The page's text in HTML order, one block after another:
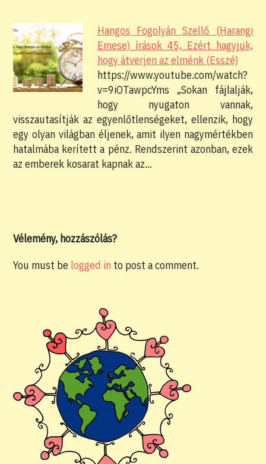
Hangos Fogolyán Szellő (Harangi
Emese) írások 45, Ezért hagyjuk,
hogy átverjen az elménk (Esszé)
https://www.youtube.com/watch?
v=9iOTawpcYms „Sokan fájlalják,
hogy nyugaton vannak,
visszautasítják az egyenlőtlenségeket, ellenzik, hogy
egy olyan világban éljenek, amit ilyen nagymértékben
hatalmába kerített a pénz. Rendszerint azonban, ezek
az emberek kosarat kapnak az…
Vélemény, hozzászólás?
You must be logged in to post a comment.